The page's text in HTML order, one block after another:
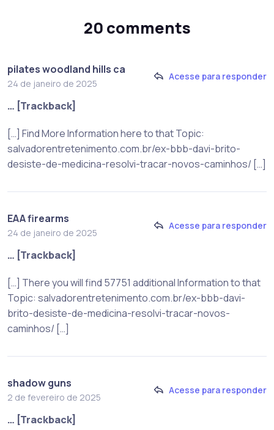
20 comments
pilates woodland hills ca
24 de janeiro de 2025
Acesse para responder
… [Trackback]
[…] Find More Information here to that Topic:
salvadorentretenimento.com.br/ex-bbb-davi-brito-
desiste-de-medicina-resolvi-tracar-novos-caminhos/ […]
EAA firearms
24 de janeiro de 2025
Acesse para responder
… [Trackback]
[…] There you will find 57751 additional Information to that
Topic: salvadorentretenimento.com.br/ex-bbb-davi-
brito-desiste-de-medicina-resolvi-tracar-novos-
caminhos/ […]
shadow guns
2 de fevereiro de 2025
Acesse para responder
… [Trackback]